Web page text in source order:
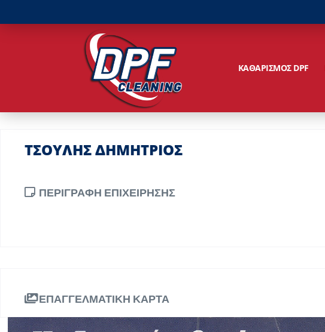
ΚΑΘΑΡΙΣΜΟΣ DPF
ΤΣΟΥΛΗΣ ΔΗΜΗΤΡΙΟΣ
ΠΕΡΙΓΡΑΦΗ ΕΠΙΧΕΙΡΗΣΗΣ
ΕΠΑΓΓΕΛΜΑΤΙΚΗ ΚΑΡΤΑ